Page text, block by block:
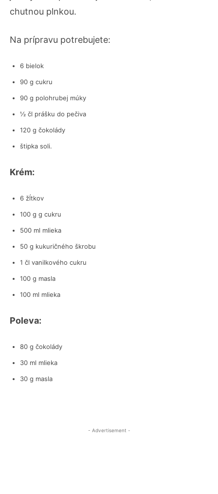
chutnou plnkou.
Na prípravu potrebujete:
6 bielok
90 g cukru
90 g polohrubej múky
½ čl prášku do pečiva
120 g čokolády
štipka soli.
Krém:
6 žĺtkov
100 g g cukru
500 ml mlieka
50 g kukuričného škrobu
1 čl vanilkového cukru
100 g masla
100 ml mlieka
Poleva:
80 g čokolády
30 ml mlieka
30 g masla
- Advertisement -